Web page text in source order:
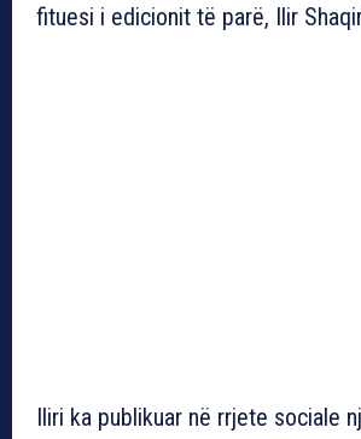
fituesi i edicionit të parë, Ilir
Iliri ka publikuar në rrjete sociale